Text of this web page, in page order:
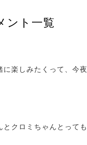
ント一覧
楽しみたくって、今
クロミちゃんとって